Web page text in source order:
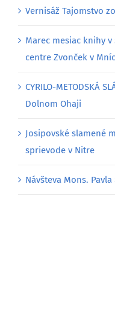
Vernisáž Tajomstvo
Marec mesiac knihy
centre Zvonček v
CYRILO-METODSKÁ
Dolnom Ohaji
Josipovské slamené
sprievode v Nitre
Návšteva Mons.